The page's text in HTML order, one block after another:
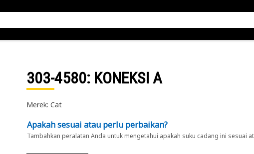
303-4580: KONEKSI A
Merek: Cat
Apakah sesuai atau perlu perbaikan?
Tambahkan peralatan Anda untuk mengetahui apakah suku cadang ini sesuai